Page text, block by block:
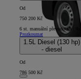
Od
750 200 Kč
6 st. manuální převodovka | 4x2
Prozkoumat
1.5L Diesel (130 hp)
- diesel
Od
786 500 Kč